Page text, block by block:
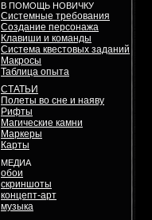
В ПОМОЩЬ НОВИЧКУ
Системные требования
Создание персонажа
Клавиши и команды
Система квестовых заданий
Макросы
Таблица опыта
СТАТЬИ
Полеты во сне и наяву
Рифты
Магические камни
Маркеры
Карты
МЕДИА
обои
скриншоты
концепт-арт
музыка